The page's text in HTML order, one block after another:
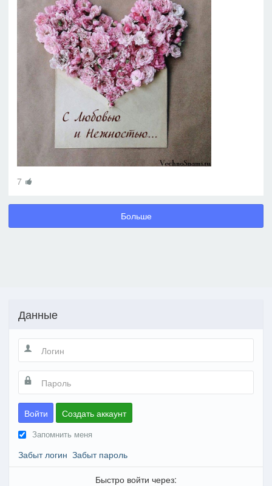
7
Больше
Данные
Войти Создать аккаунт
Запомнить меня
Забыт логин Забыт пароль
Быстро войти через: